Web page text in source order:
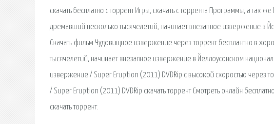
скачать бесплатно с торрент Игры, скачать с торрента Программы, а так
дремавший несколько тысячелетий, начинает внезапное извержение в
Скачать фильм Чудовищное извержение через торрент бесплантно в
тысячелетий, начинает внезапное извержение в Йеллоусонском
извержение / Super Eruption (2011) DVDRip с высокой скоростью через
/ Super Eruption (2011) DVDRip скачать торрент Смотреть онлайн
скачать торрент.